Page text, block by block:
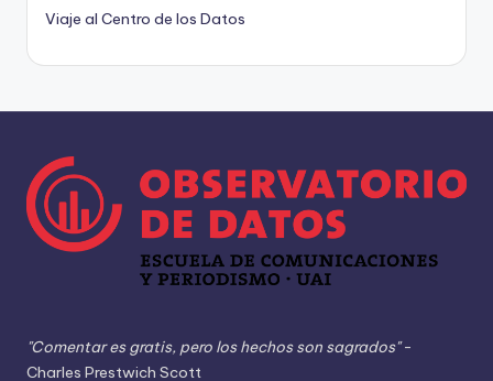
Viaje al Centro de los Datos
"Comentar es gratis, pero los hechos son sagrados"-
Charles Prestwich Scott